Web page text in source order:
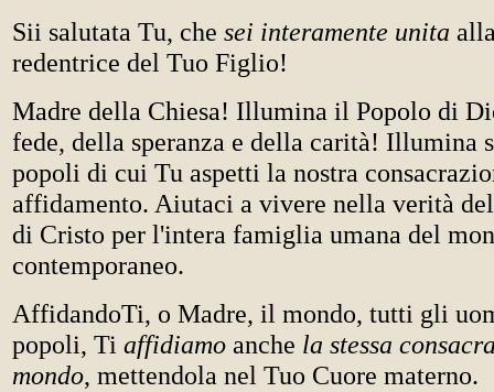
Sii salutata Tu, che sei interamente unita
redentrice del Tuo Figlio!
Madre della Chiesa! Illumina il Popolo di
fede, della speranza e della carità! Illumina
popoli di cui Tu aspetti la nostra
affidamento. Aiutaci a vivere nella verità
di Cristo per l'intera famiglia umana del
contemporaneo.
AffidandoTi, o Madre, il mondo, tutti gli
popoli, Ti affidiamo anche la stessa
mondo, mettendola nel Tuo Cuore materno.